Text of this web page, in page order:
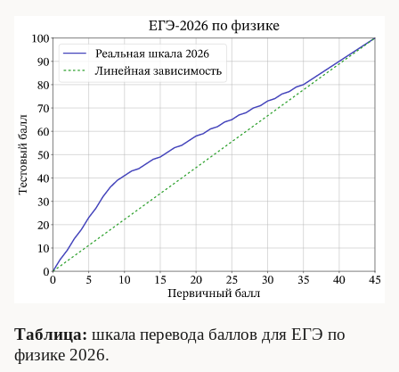
Таблица: шкала перевода баллов для ЕГЭ по
физике 2026.